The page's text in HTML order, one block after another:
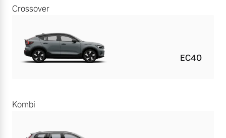
Crossover
EC40
Kombi